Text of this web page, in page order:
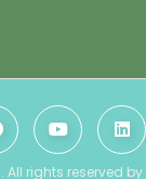
rights reserved by